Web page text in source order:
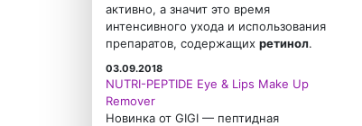
активно, а значит это время
интенсивного ухода и использования
препаратов, содержащих ретинол.
03.09.2018
NUTRI-PEPTIDE Eye & Lips Make Up
Remover
Новинка от GIGI — пептидная